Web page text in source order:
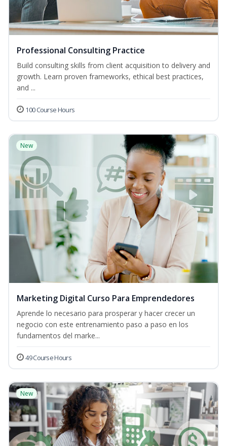
Professional Consulting Practice
Build consulting skills from client acquisition to delivery and
growth. Learn proven frameworks, ethical best practices,
and ...
100 Course Hours
New
Marketing Digital Curso Para Emprendedores
Aprende lo necesario para prosperar y hacer crecer un
negocio con este entrenamiento paso a paso en los
fundamentos del marke...
49 Course Hours
New